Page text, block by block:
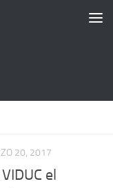
20, 2017
el